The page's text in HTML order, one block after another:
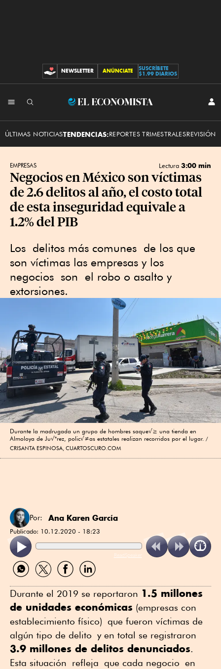
CONTRIBUCIONES
NEWSLETTER ANÚNCIATE
SUSCRÍBETE
$1.99 DIARIOS
El
ÚLTIMAS NOTICIASTENDENCIAS:REPORTES TRIMESTRALESREVISIÓN
EMPRESAS Lectura 3:00 min
Negocios en México son víctimas
de 2.6 delitos al año, el costo total
de esta inseguridad equivale a
1.2% del PIB
Los delitos más comunes de los que
son víctimas las empresas y los
negocios son el robo o asalto y
extorsiones.
Durante la madrugada un grupo de hombres saque√≥ una tienda en
Almoloya de Ju√°rez, polic√≠as estatales realizan recorridos por el lugar.
CRISANTA ESPINOSA, CUARTOSCURO.COM
Por: Ana Karen García
Publicado: 10.12.2020 - 18:23
ReadSpeaker
Compartir
por
Compartir
por
Compartir
por
Compartir
por
Durante el 2019 se reportaron 1.5 millones
de unidades económicas (empresas con
establecimiento físico) que fueron víctimas de
algún tipo de delito y en total se registraron
3.9 millones de delitos denunciados.
Esta situación refleja que cada negocio en